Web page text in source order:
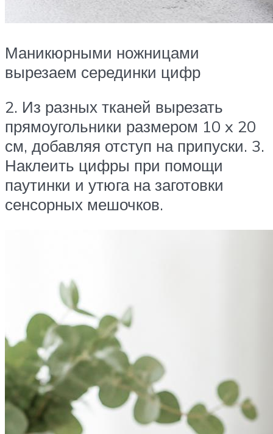
Маникюрными ножницами
вырезаем серединки цифр
2. Из разных тканей вырезать
прямоугольники размером 10 x 20
см, добавляя отступ на припуски. 3.
Наклеить цифры при помощи
паутинки и утюга на заготовки
сенсорных мешочков.